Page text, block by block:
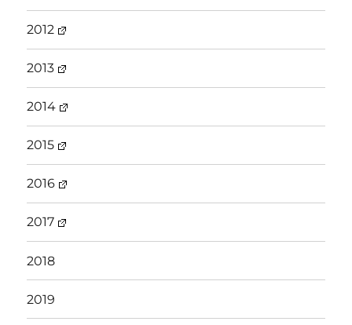
2012
2013
2014
2015
2016
2017
2018
2019